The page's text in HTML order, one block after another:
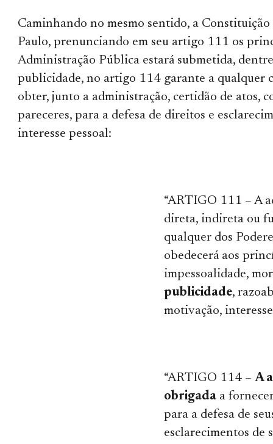
Caminhando no mesmo sentido, a Constituição
Paulo, prenunciando em seu artigo 111 os
Administração Pública estará submetida,
publicidade, no artigo 114 garante a qualquer
obter, junto a administração, certidão de atos,
pareceres, para a defesa de direitos e
interesse pessoal:
“ARTIGO 111 – A
direta, indireta ou
qualquer dos
obedecerá aos
impessoalidade,
publicidade,
motivação,
“ARTIGO 114 –A
obrigada a
para a defesa de
esclarecimentos de